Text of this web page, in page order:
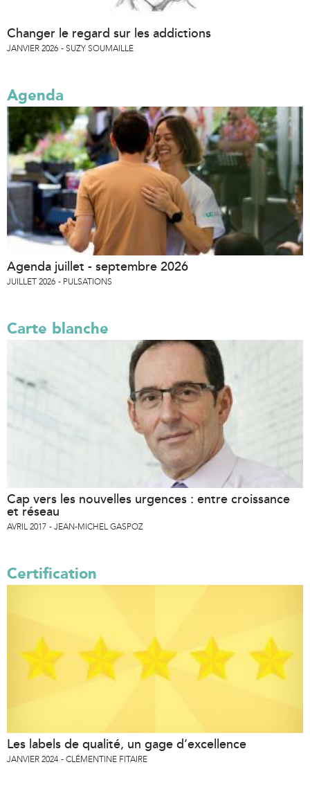
Changer le regard sur les addictions
JANVIER 2026 SUZY SOUMAILLE
Agenda
Agenda juillet - septembre 2026
JUILLET 2026 PULSATIONS
Carte blanche
Cap vers les nouvelles urgences : entre croissance
et réseau
AVRIL 2017 JEAN-MICHEL GASPOZ
Certification
Les labels de qualité, un gage d’excellence
JANVIER 2024 CLÉMENTINE FITAIRE